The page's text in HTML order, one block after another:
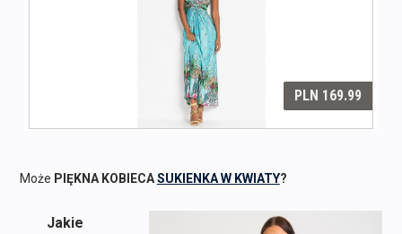
Może PIĘKNA KOBIECASUKIENKA W KWIATY?
Jakie